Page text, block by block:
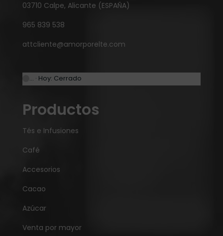
03710 Calpe, Alicante (ESPAÑA)
965 839 538
attcliente@amorporelte.com
… · Hoy: Cerrado
Productos
Tés e Infusiones
Café
Accesorios
Cacao
Azúcar
Venta por mayor